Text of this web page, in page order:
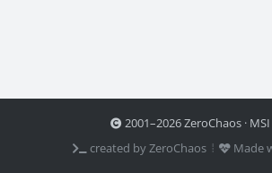
2001–2026 ZeroChaos ·
created by ZeroChaos ⦙
Made